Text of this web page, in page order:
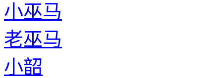
小巫马
老巫马
小韶